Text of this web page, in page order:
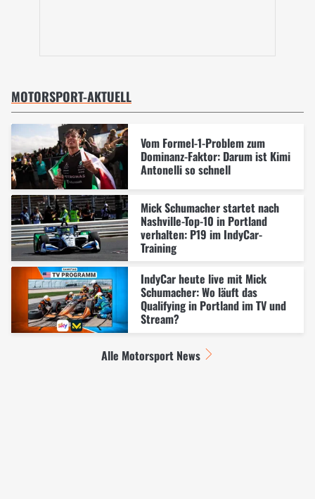
MOTORSPORT-AKTUELL
Vom Formel-1-Problem zum
Dominanz-Faktor: Darum ist Kimi
Antonelli so schnell
Mick Schumacher startet nach
Nashville-Top-10 in Portland
verhalten: P19 im IndyCar-
Training
IndyCar heute live mit Mick
Schumacher: Wo läuft das
Qualifying in Portland im TV und
Stream?
Alle Motorsport News